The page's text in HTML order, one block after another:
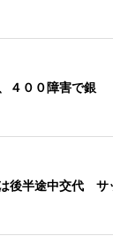
４００障害で銀
は後半途中交代 サ